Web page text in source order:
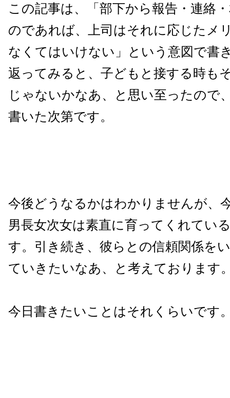
この記事は、「部下から報告・連絡
のであれば、上司はそれに応じたメ
なくてはいけない」という意図で書
返ってみると、子どもと接する時も
じゃないかなあ、と思い至ったので
書いた次第です。
今後どうなるかはわかりませんが、
男長女次女は素直に育ってくれてい
す。引き続き、彼らとの信頼関係を
ていきたいなあ、と考えております
今日書きたいことはそれくらいです